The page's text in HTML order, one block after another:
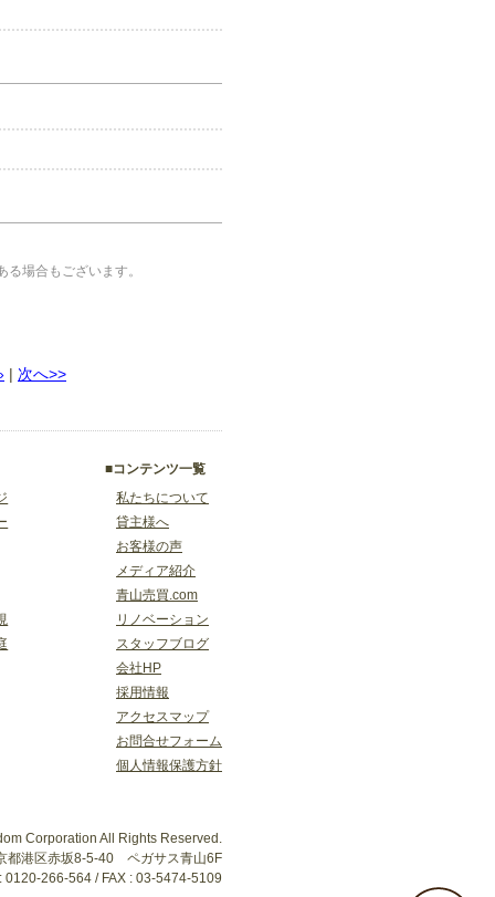
場合もございます。
| 次へ>>
■コンテンツ一覧
私たちについて
貸主様へ
お客様の声
メディア紹介
青山売買.com
リノベーション
スタッフブログ
会社HP
採用情報
アクセスマップ
お問合せフォーム
個人情報保護方針
Corporation All Rights Reserved.
都港区赤坂8-5-40 ペガサス青山6F
0120-266-564 / FAX : 03-5474-5109